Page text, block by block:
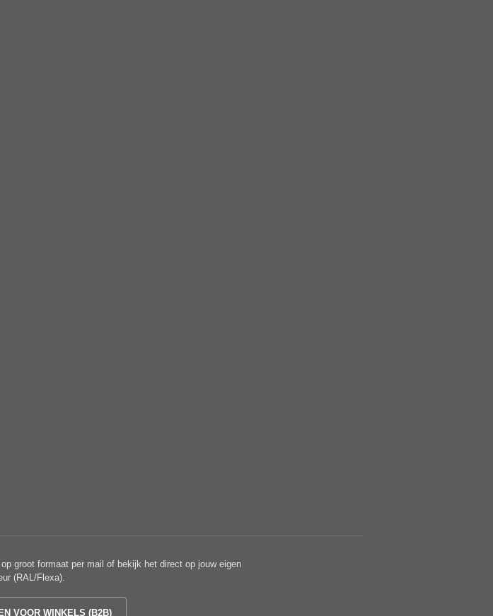
groot formaat per mail of bekijk het direct op jouw eigen
(RAL/Flexa).
VOOR WINKELS (B2B)